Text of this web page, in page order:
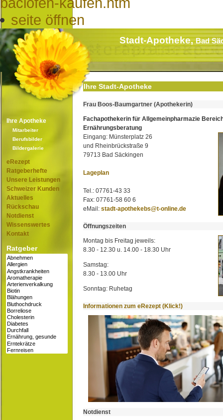
seite öffnen
Stadt-Apotheke,Bad
Ihre Apotheke
Mitarbeiter
Berufsbilder
Bildergalerie
eRezept
Ratgeberhefte
Unsere Leistungen
Schweizer Kunden
Aktuelles
Rückschau
Notdienst
Wissenswertes
Kontakt
Ratgeber
Ihre Stadt-Apotheke
Frau Boos-Baumgartner (Apothekerin)
Fachapothekerin für Allgemeinpharmazie
Ernährungsberatung
Eingang: Münsterplatz 26
und Rheinbrückstraße 9
79713 Bad Säckingen
Lageplan
Tel.: 07761-43 33
Fax: 07761-58 60 6
eMail: stadt-apothekebs@t-online.de
Öffnungszeiten
Montag bis Freitag jeweils:
8.30 - 12.30 u. 14.00 - 18.30 Uhr
Samstag:
8.30 - 13.00 Uhr
Sonntag: Ruhetag
Informationen zum eRezept (Klick!)
Notdienst